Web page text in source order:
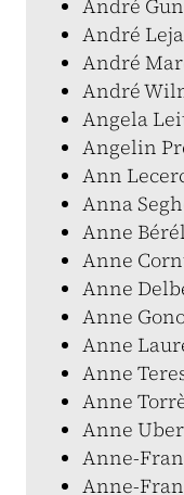
André
André
André
André
Angela
Angelin
Ann
Anna
Anne
Anne
Anne
Anne
Anne
Anne
Anne
Anne
Anne-
Anne-